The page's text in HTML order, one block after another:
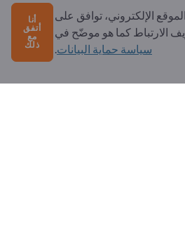
الاشتراك في النشرة الإخبارية
لديك أسئلة؟
الإلكتروني، توافق على
الارتباط كما هو موضّح في
سياسة حماية البيانات.
أنا
أتفق
مع
ذلك